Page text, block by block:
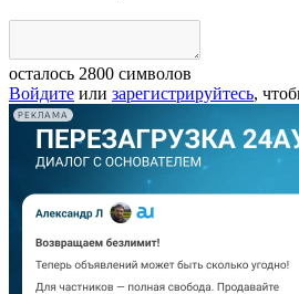
осталось 2800 символов
Войдите или зарегистрируйтесь,
РЕКЛАМА